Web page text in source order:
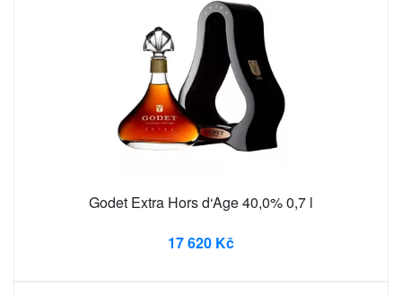
Godet Extra Hors d‘Age 40,0% 0,7 l
17 620 Kč